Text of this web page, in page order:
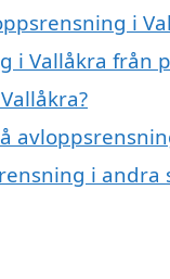
i
i Vallåkra från
i andra